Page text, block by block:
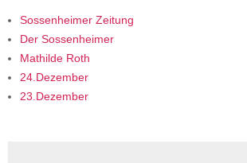
Sossenheimer Zeitung
Der Sossenheimer
Mathilde Roth
24.Dezember
23.Dezember